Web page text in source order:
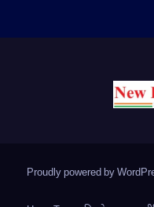
Proudly powered by